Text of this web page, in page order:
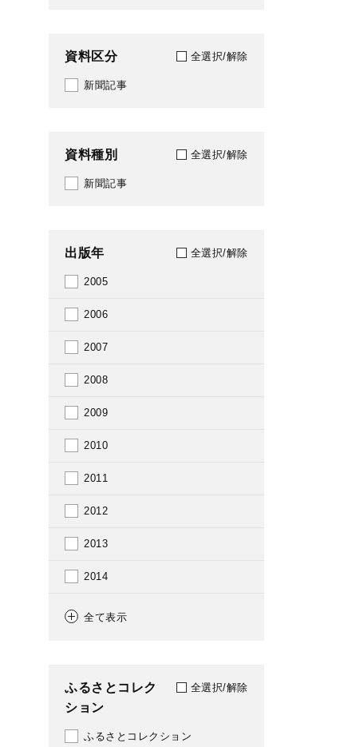
資料区分 全選択/解除
新聞記事
資料種別 全選択/解除
新聞記事
出版年 全選択/解除
2005
2006
2007
2008
2009
2010
2011
2012
2013
2014
2015
2018
2019
全て表示
ふるさとコレク
ション
全選択/解除
ふるさとコレクション